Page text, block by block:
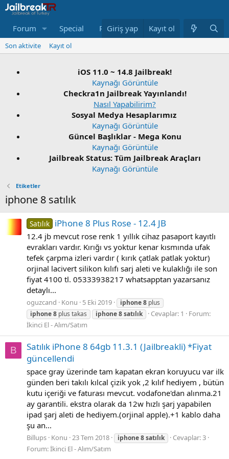
Forum Special Repo Neler Yeni Bağış Yap
Giriş yap Kayıt ol
Son aktivite Kayıt ol
iOS 11.0 ~ 14.8 Jailbreak!
Kaynağı Görüntüle
Checkra1n Jailbreak Yayınlandı!
Nasıl Yapabilirim?
Sosyal Medya Hesaplarımız
Kaynağı Görüntüle
Güncel Başlıklar - Mega Konu
Kaynağı Görüntüle
Jailbreak Status: Tüm Jailbreak Araçları
Kaynağı Görüntüle
Etiketler
iphone 8 satılık
Satılık iPhone 8 Plus Rose - 12.4 JB
12.4 jb mevcut rose renk 1 yıllık cihaz pasaport kayıtlı
evrakları vardır. Kırığı vs yoktur kenar kısmında ufak
tefek çarpma izleri vardır ( kırık çatlak patlak yoktur)
orjinal lacivert silikon kılıfı sarj aleti ve kulaklığı ile son
fiyat 4100 tl. 05333938217 whatsapptan yazarsanız
detaylı...
oguzcand Konu 5 Eki 2019 iphone8 plus
iphone8 plus takas iphone8satılık Cevaplar: 1
Forum:
İkinci El - Alım/Satım
B
Satılık iPhone 8 64gb 11.3.1 (Jailbreakli) *Fiyat
güncellendi
space gray üzerinde tam kapatan ekran koruyucu var ilk
günden beri takılı kılcal çizik yok ,2 kılıf hediyem , bütün
kutu içeriği ve faturası mevcut. vodafone'dan alınma.21
ay garantili. ekstra olarak da 12w hızlı şarj yapabilen
ipad şarj aleti de hediyem.(orjinal apple).+1 kablo daha
şu an...
Billups Konu 23 Tem 2018 iphone8satılık
Cevaplar: 3
Forum:İkinci El - Alım/Satım